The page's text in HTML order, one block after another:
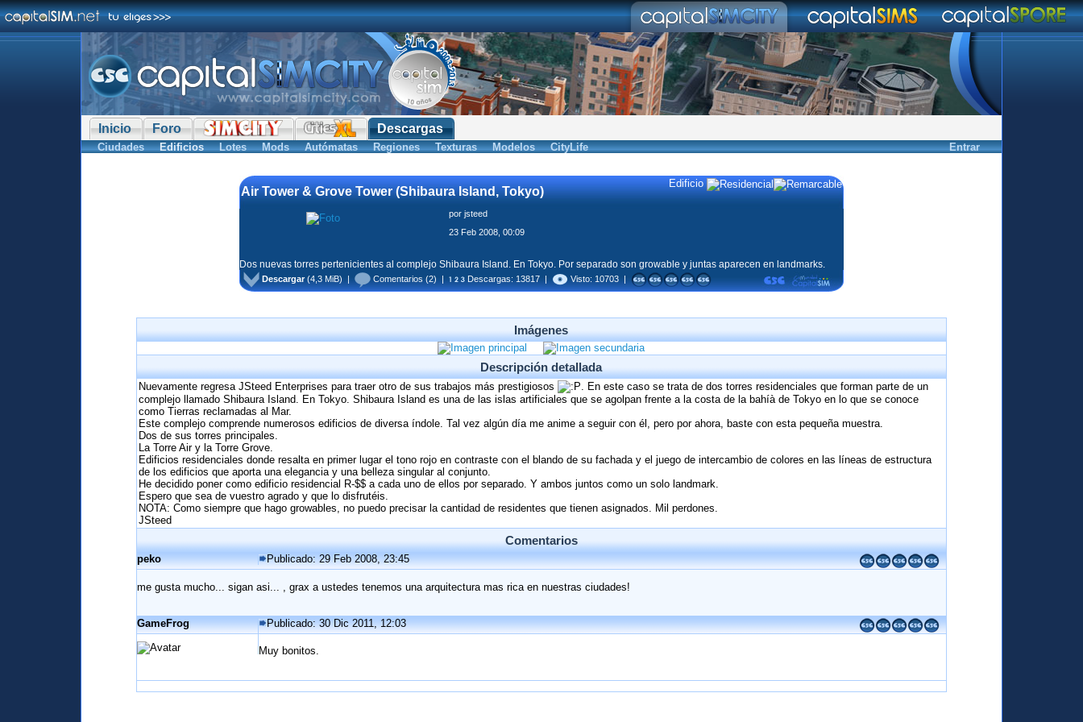
Inicio Foro Descargas
Entrar
Ciudades Edificios Lotes Mods Autómatas Regiones Texturas Modelos CityLife
Edificio
Air Tower & Grove Tower (Shibaura Island, Tokyo)
por jsteed
23 Feb 2008, 00:09
Dos nuevas torres pertenicientes al complejo Shibaura Island. En Tokyo. Por separado son growable y juntas aparecen en landmarks.
Descargar(4,3 MiB) | Comentarios (2) | Descargas: 13817 | Visto: 10703 |
Imágenes
Descripción detallada
Nuevamente regresa JSteed Enterprises para traer otro de sus trabajos más prestigiosos
. En este caso se trata de dos torres residenciales que forman parte de un
complejo llamado Shibaura Island. En Tokyo. Shibaura Island es una de las islas artificiales que se agolpan frente a la costa de la bahíà de Tokyo en lo que se conoce
como Tierras reclamadas al Mar.
Este complejo comprende numerosos edificios de diversa índole. Tal vez algún día me anime a seguir con él, pero por ahora, baste con esta pequeña muestra.
Dos de sus torres principales.
La Torre Air y la Torre Grove.
Edificios residenciales donde resalta en primer lugar el tono rojo en contraste con el blando de su fachada y el juego de intercambio de colores en las líneas de estructura
de los edificios que aporta una elegancia y una belleza singular al conjunto.
He decidido poner como edificio residencial R-$$ a cada uno de ellos por separado. Y ambos juntos como un solo landmark.
Espero que sea de vuestro agrado y que lo disfrutéis.
NOTA: Como siempre que hago growables, no puedo precisar la cantidad de residentes que tienen asignados. Mil perdones.
JSteed
Comentarios
peko Publicado: 29 Feb 2008, 23:45
me gusta mucho... sigan asi... , grax a ustedes tenemos una arquitectura mas rica en nuestras ciudades!
GameFrog Publicado: 30 Dic 2011, 12:03
Muy bonitos.